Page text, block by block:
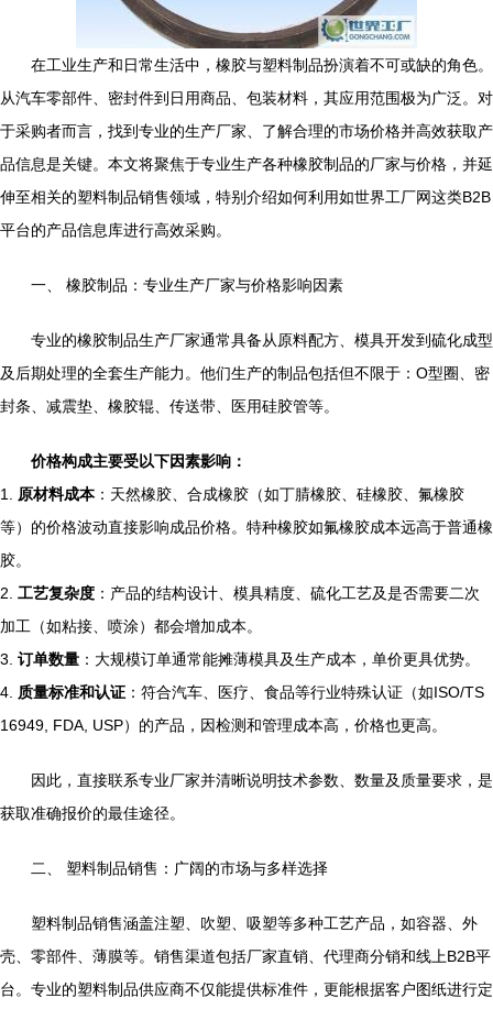
在工业生产和日常生活中，橡胶与塑料制品扮演着不可或缺的角色。
从汽车零部件、密封件到日用商品、包装材料，其应用范围极为广泛。对
于采购者而言，找到专业的生产厂家、了解合理的市场价格并高效获取产
品信息是关键。本文将聚焦于专业生产各种橡胶制品的厂家与价格，并延
伸至相关的塑料制品销售领域，特别介绍如何利用如世界工厂网这类B2B
平台的产品信息库进行高效采购。
一、 橡胶制品：专业生产厂家与价格影响因素
专业的橡胶制品生产厂家通常具备从原料配方、模具开发到硫化成型
及后期处理的全套生产能力。他们生产的制品包括但不限于：O型圈、密
封条、减震垫、橡胶辊、传送带、医用硅胶管等。
价格构成主要受以下因素影响：
1. 原材料成本：天然橡胶、合成橡胶（如丁腈橡胶、硅橡胶、氟橡胶
等）的价格波动直接影响成品价格。特种橡胶如氟橡胶成本远高于普通橡
胶。
2. 工艺复杂度 ：产品的结构设计、模具精度、硫化工艺及是否需要二次
加工（如粘接、喷涂）都会增加成本。
3. 订单数量 ：大规模订单通常能摊薄模具及生产成本，单价更具优势。
4.
质量标准和认证 ：符合汽车、医疗、食品等行业特殊认证（如ISO/TS
16949, FDA, USP）的产品，因检测和管理成本高，价格也更高。
因此，直接联系专业厂家并清晰说明技术参数、数量及质量要求，是
获取准确报价的最佳途径。
二、 塑料制品销售：广阔的市场与多样选择
塑料制品销售涵盖注塑、吹塑、吸塑等多种工艺产品，如容器、外
壳、零部件、薄膜等。销售渠道包括厂家直销、代理商分销和线上B2B平
台。专业的塑料制品供应商不仅能提供标准件，更能根据客户图纸进行定